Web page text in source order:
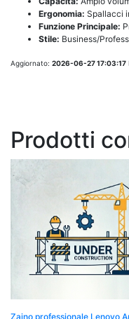
Ergonomia: Spallacci
Funzione Principale:
Stile: Business/
Aggiornato: 2026-06-27 17:03:17
Prodotti
Zaino professionale Lenovo